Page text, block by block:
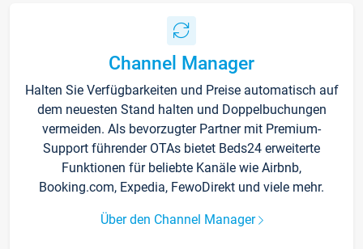
Channel Manager
Halten Sie Verfügbarkeiten und Preise automatisch auf
dem neuesten Stand halten und Doppelbuchungen
vermeiden. Als bevorzugter Partner mit Premium-
Support führender OTAs bietet Beds24 erweiterte
Funktionen für beliebte Kanäle wie Airbnb,
Booking.com, Expedia, FewoDirekt und viele mehr.
Über den Channel Manager